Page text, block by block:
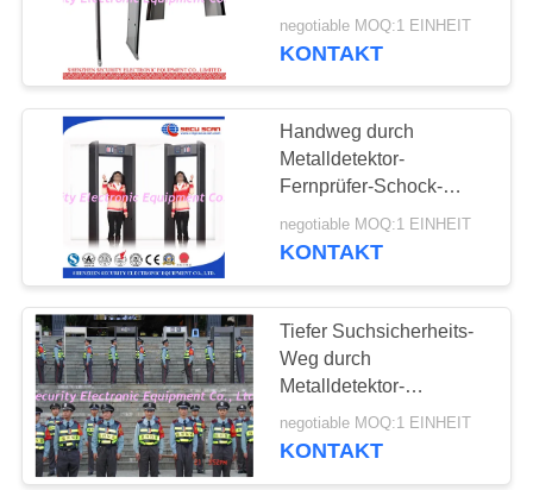
SPW-300S mit CER
Zustimmung
negotiable MOQ:1 EINHEIT
KONTAKT
Handweg durch
Metalldetektor-
Fernprüfer-Schock-
Beweis
negotiable MOQ:1 EINHEIT
KONTAKT
Tiefer Suchsicherheits-
Weg durch
Metalldetektor-
Sicherheit Flughäfen,
Gefängnisse, Anlagegut-
negotiable MOQ:1 EINHEIT
KONTAKT